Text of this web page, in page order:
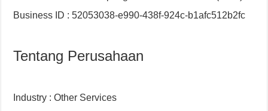
Business ID : 52053038-e990-438f-924c-b1afc512b2fc
Tentang Perusahaan
Industry : Other Services